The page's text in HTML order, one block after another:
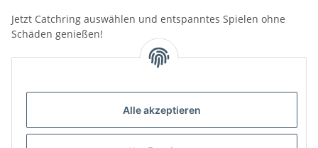
Alle akzeptieren
Jetzt Catchring auswählen und entspanntes Spielen ohne
Schäden genießen!